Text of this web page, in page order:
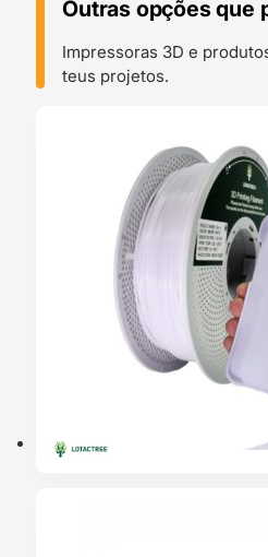
Outras opções que
Impressoras 3D e
teus projetos.